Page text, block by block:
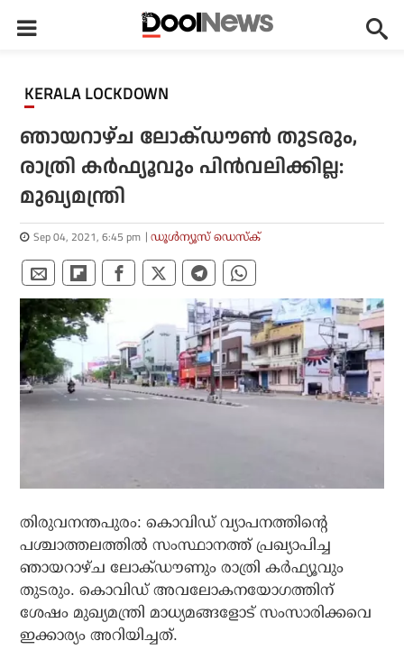
KERALA LOCKDOWN
ഞായറാഴ്ച ലോക്ഡൗണ്‍ തുടരും,
രാത്രി കര്‍ഫ്യൂവും പിന്‍വലിക്കില്ല:
മുഖ്യമന്ത്രി
Sep 04, 2021, 6:45 pm ഡൂള്‍ന്യൂസ് ഡെസ്‌ക്
തിരുവനന്തപുരം: കൊവിഡ് വ്യാപനത്തിന്റെ
പശ്ചാത്തലത്തില്‍ സംസ്ഥാനത്ത് പ്രഖ്യാപിച്ച
ഞായറാഴ്ച ലോക്ഡൗണും രാത്രി കര്‍ഫ്യൂവും
തുടരും. കൊവിഡ് അവലോകനയോഗത്തിന്
ശേഷം മുഖ്യമന്ത്രി മാധ്യമങ്ങളോട് സംസാരിക്കവെ
ഇക്കാര്യം അറിയിച്ചത്.